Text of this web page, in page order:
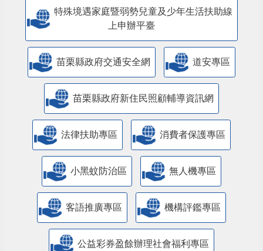
特殊境遇家庭暨弱勢兒童及少年生活扶助線
上申辦平臺
苗栗縣政府交通安全網 道安專區
苗栗縣政府新住民照顧輔導資訊網
法律扶助專區 消費者保護專區
小黑蚊防治區 無人機專區
客語推廣專區 機構評鑑專區
公益彩券盈餘辦理社會福利專區